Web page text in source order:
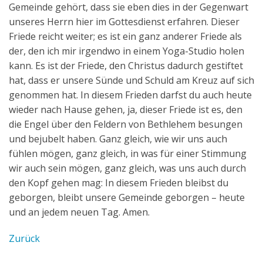
Gemeinde gehört, dass sie eben dies in der Gegenwart
unseres Herrn hier im Gottesdienst erfahren. Dieser
Friede reicht weiter; es ist ein ganz anderer Friede als
der, den ich mir irgendwo in einem Yoga-Studio holen
kann. Es ist der Friede, den Christus dadurch gestiftet
hat, dass er unsere Sünde und Schuld am Kreuz auf sich
genommen hat. In diesem Frieden darfst du auch heute
wieder nach Hause gehen, ja, dieser Friede ist es, den
die Engel über den Feldern von Bethlehem besungen
und bejubelt haben. Ganz gleich, wie wir uns auch
fühlen mögen, ganz gleich, in was für einer Stimmung
wir auch sein mögen, ganz gleich, was uns auch durch
den Kopf gehen mag: In diesem Frieden bleibst du
geborgen, bleibt unsere Gemeinde geborgen – heute
und an jedem neuen Tag. Amen.
Zurück